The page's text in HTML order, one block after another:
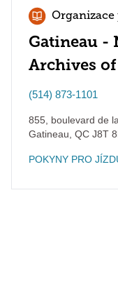
Organizace
Gatineau -
Archives
(514) 873-1101
855, boulevard de
Gatineau QC J8T
POKYNY PRO